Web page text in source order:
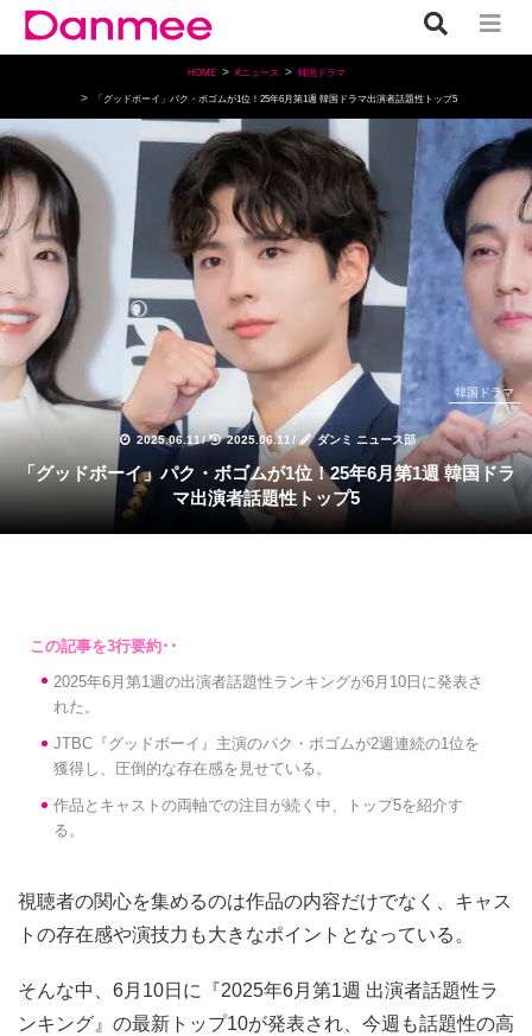
HOME Kニュース 韓国ドラマ
「グッドボーイ」パク・ボゴムが1位！25年6月第1週 韓国ドラマ出演者話題性トップ5
2025.06.11 / 2025.06.11 / ダンミ ニュース部
韓国ドラマ
「グッドボーイ」パク・ボゴムが1位！25年6月第1週 韓国ドラ
マ出演者話題性トップ5
2025年6月第1週の出演者話題性ランキングが6月10日に発表さ
れた。
JTBC『グッドボーイ』主演のパク・ボゴムが2週連続の1位を
獲得し、圧倒的な存在感を見せている。
作品とキャストの両軸での注目が続く中、トップ5を紹介す
る。
視聴者の関心を集めるのは作品の内容だけでなく、キャス
トの存在感や演技力も大きなポイントとなっている。
そんな中、6月10日に『2025年6月第1週 出演者話題性ラ
ンキング』の最新トップ10が発表され、今週も話題性の高